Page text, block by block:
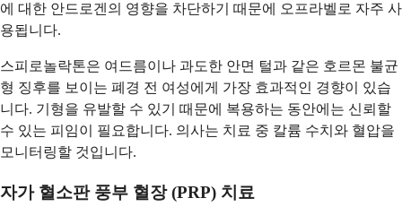
에 대한 안드로겐의 영향을 차단하기 때문에 오프라벨로 자주 사
용됩니다.
스피로놀락톤은 여드름이나 과도한 안면 털과 같은 호르몬 불균
형 징후를 보이는 폐경 전 여성에게 가장 효과적인 경향이 있습
니다. 기형을 유발할 수 있기 때문에 복용하는 동안에는 신뢰할
수 있는 피임이 필요합니다. 의사는 치료 중 칼륨 수치와 혈압을
모니터링할 것입니다.
자가 혈소판 풍부 혈장 (PRP) 치료